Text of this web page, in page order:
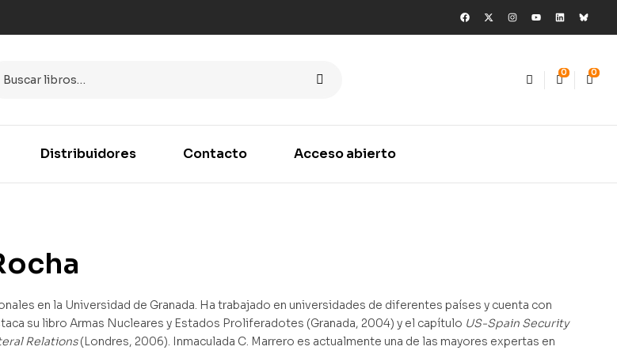
0 0
Distribuidores Contacto Acceso abierto
en la Universidad de Granada. Ha trabajado en universidades de diferentes países y cuenta con
su libro Armas Nucleares y Estados Proliferadotes (Granada, 2004) y el capítulo US-Spain Security
Relations(Londres, 2006). Inmaculada C. Marrero es actualmente una de las mayores expertas en